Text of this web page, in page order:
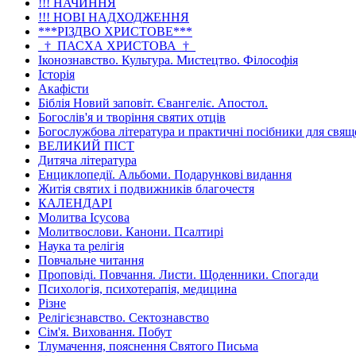
!!! НАЧИННЯ
!!! НОВІ НАДХОДЖЕННЯ
***РІЗДВО ХРИСТОВЕ***
_†_ПАСХА ХРИСТОВА_†_
Іконознавство. Культура. Мистецтво. Філософія
Історія
Акафісти
Біблія Новий заповіт. Євангеліє. Апостол.
Богослів'я и творіння святих отців
Богослужбова література и практичні посібники для
ВЕЛИКИЙ ПІСТ
Дитяча література
Енциклопедії. Альбоми. Подарункові видання
Житія святих і подвижників благочестя
КАЛЕНДАРІ
Молитва Ісусова
Молитвослови. Канони. Псалтирі
Наука та релігія
Повчальне читання
Проповіді. Повчання. Листи. Щоденники. Спогади
Психологія, психотерапія, медицина
Різне
Релігієзнавство. Сектознавство
Сім'я. Виховання. Побут
Тлумачення, пояснення Святого Письма